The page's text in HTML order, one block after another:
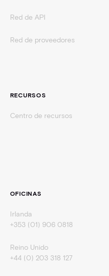
Red de API
Red de proveedores
RECURSOS
Centro de recursos
OFICINAS
Irlanda
+353 (01) 906 0818
Reino Unido
+44 (0) 203 318 127